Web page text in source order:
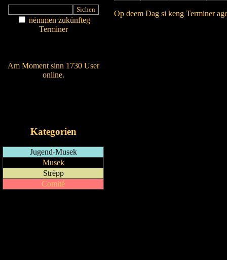
nëmmen zukünfteg
Terminer
Am Moment sinn 1730 User
online.
Kategorien
Jugend-Musek
Musek
Strëpp
Comité
Op deem Dag si keng Terminer